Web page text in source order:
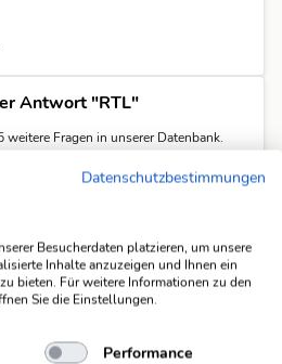
Antwort "RTL"
Fragen in unserer Datenbank.
Datenschutzbestimmungen
Besucherdaten platzieren, um unsere
Inhalte anzuzeigen und Ihnen ein
bieten. Für weitere Informationen zu den
Sie die Einstellungen.
Performance